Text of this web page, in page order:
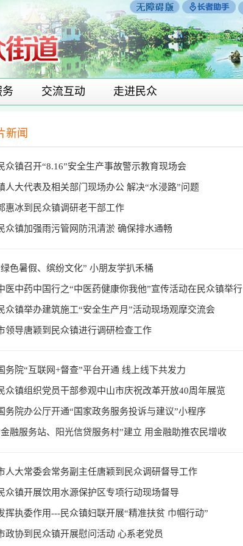
交流互动 走进民众
新闻
众镇召开“8.16”安全生产事故警示教育现场会
人大代表及相关部门现场办公 解决“水浸路”问题
惠冰到民众镇调研老干部工作
众镇加强雨污管网防汛清淤 确保排水通畅
色暑假、缤纷文化” 小朋友学扒禾桶
医中药中国行之“中医药健康你我他”宣传活动在民众镇举行
众镇举办建筑施工“安全生产月”活动现场观摩交流会
领导唐颖到民众镇进行调研检查工作
务院“互联网+督查”平台开通 线上线下共发力
众镇组织党员干部参观中山市庆祝改革开放40周年展览
务院办公厅开通“国家政务服务投诉与建议”小程序
融服务站、阳光信贷服务村”建立 用金融助推农民增收
人大常委会常务副主任唐颖到民众调研督导工作
众镇开展饮用水源保护区专项行动现场督导
挥执委作用---民众镇妇联开展“精准扶贫 巾帼行动”
政协到民众镇开展慰问活动 心系老党员